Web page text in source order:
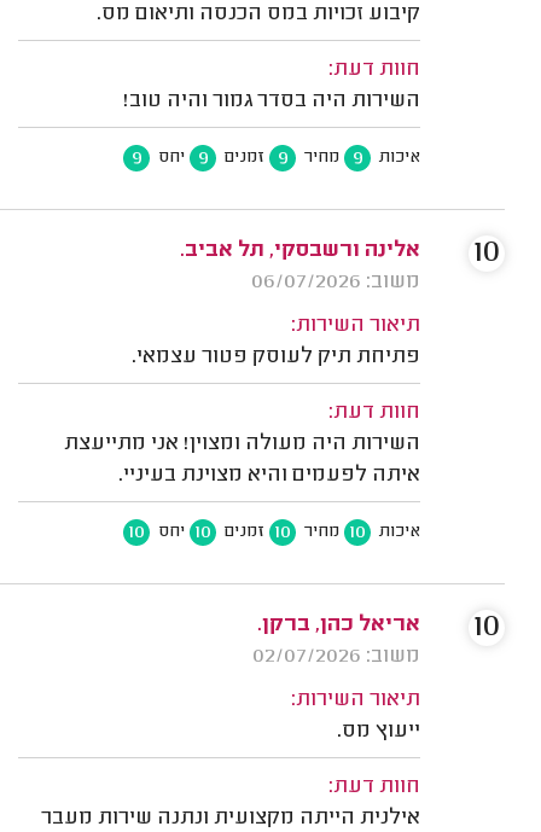
קיבוע זכויות במס הכנסה ותיאום מס.
חוות דעת:
השירות היה בסדר גמור והיה טוב!
איכות 9 מחיר 9 זמנים 9 יחס 9
אלינה ורשבסקי, תל אביב.
משוב: 06/07/2026
תיאור השירות:
פתיחת תיק לעוסק פטור עצמאי.
חוות דעת:
השירות היה מעולה ומצוין! אני מתייעצת
איתה לפעמים והיא מצוינת בעיניי.
איכות 10 מחיר 10 זמנים 10 יחס 10
10
אריאל כהן, ברקן.
משוב: 02/07/2026
תיאור השירות:
ייעוץ מס.
חוות דעת:
אילנית הייתה מקצועית ונתנה שירות מעבר
10